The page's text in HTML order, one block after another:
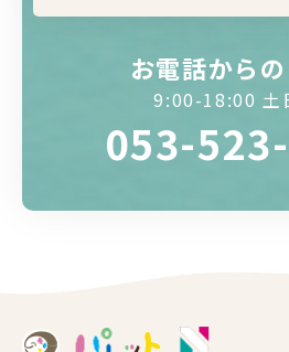
お電話から
9:00-18:00 土
053-